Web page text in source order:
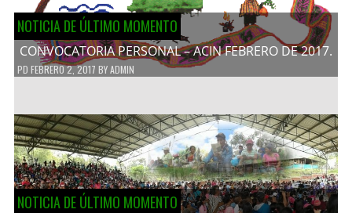
NOTICIA DE ÚLTIMO MOMENTO
CONVOCATORIA PERSONAL – ACIN FEBRERO DE 2017.
PD FEBRERO 2, 2017 BYADMIN
NOTICIA DE ÚLTIMO MOMENTO